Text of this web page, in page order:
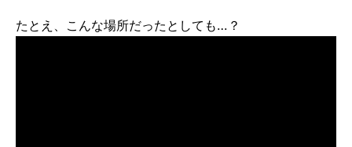
たとえ、こんな場所だったとしても…？